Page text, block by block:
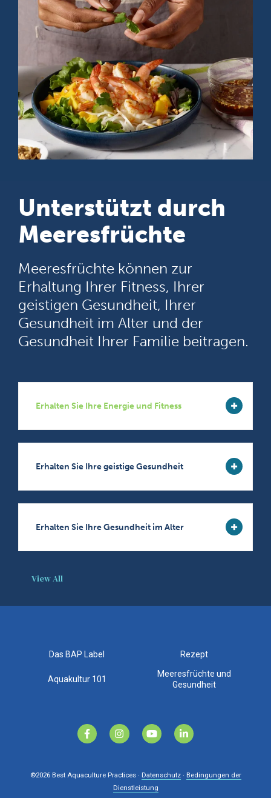
Unterstützt durch
Meeresfrüchte
Meeresfrüchte können zur
Erhaltung Ihrer Fitness, Ihrer
geistigen Gesundheit, Ihrer
Gesundheit im Alter und der
Gesundheit Ihrer Familie beitragen.
Erhalten Sie Ihre Energie und Fitness
Erhalten Sie Ihre geistige Gesundheit
Erhalten Sie Ihre Gesundheit im Alter
View All
Das BAP Label Rezept
Aquakultur 101
Meeresfrüchte und
Gesundheit
©2026 Best Aquaculture Practices · Datenschutz· Bedingungen der
Dienstleistung